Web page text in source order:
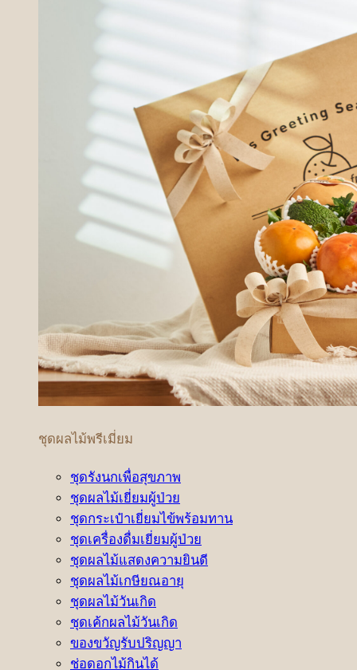
ชุดผลไม้พรีเมี่ยม
ชุดรังนกเพื่อสุขภาพ
ชุดผลไม้เยี่ยมผู้ป่วย
ชุดกระเป๋าเยี่ยมไข้พร้อมทาน
ชุดเครื่องดื่มเยี่ยมผู้ป่วย
ชุดผลไม้แสดงความยินดี
ชุดผลไม้เกษียณอายุ
ชุดผลไม้วันเกิด
ชุดเค้กผลไม้วันเกิด
ของขวัญรับปริญญา
ช่อดอกไม้กินได้